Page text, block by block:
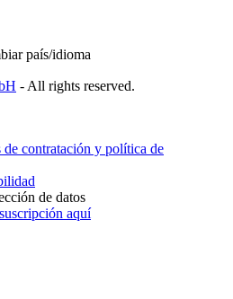
país/idioma
- All rights reserved.
de contratación y política de
de datos
aquí